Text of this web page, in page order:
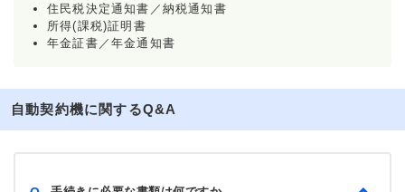
住民税決定通知書／納税通知書
所得(課税)証明書
年金証書／年金通知書
自動契約機に関するQ&A